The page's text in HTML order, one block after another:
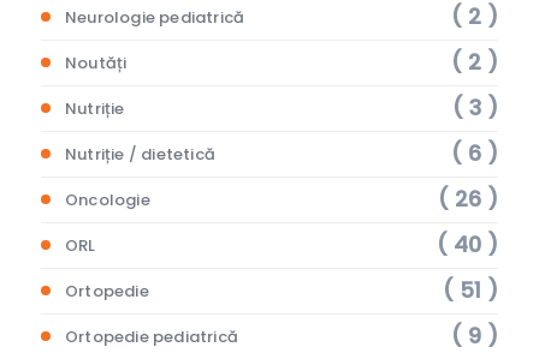
Neurologie pediatrică ( 2 )
Noutăți ( 2 )
Nutriție ( 3 )
Nutriție / dietetică ( 6 )
Oncologie ( 26 )
ORL ( 40 )
Ortopedie ( 51 )
Ortopedie pediatrică ( 9 )